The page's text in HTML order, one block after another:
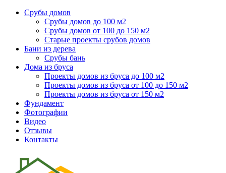
Срубы домов
Срубы домов до 100 м2
Срубы домов от 100 до 150 м2
Старые проекты срубов домов
Бани из дерева
Срубы бань
Дома из бруса
Проекты домов из бруса до 100 м2
Проекты домов из бруса от 100 до 150 м2
Проекты домов из бруса от 150 м2
Фундамент
Фотографии
Видео
Отзывы
Контакты